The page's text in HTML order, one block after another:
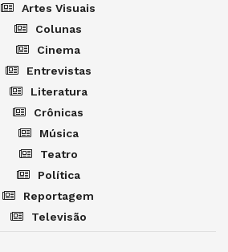
Artes Visuais
Colunas
Cinema
Entrevistas
Literatura
Crônicas
Música
Teatro
Política
Reportagem
Televisão